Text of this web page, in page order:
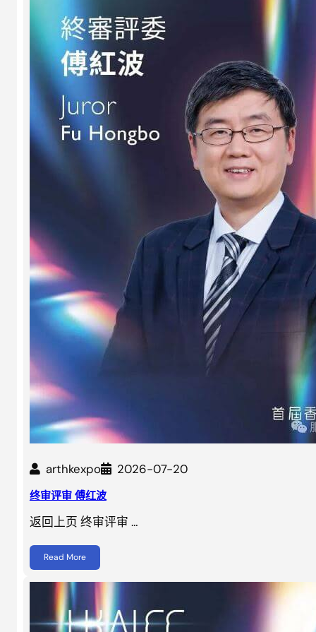
arthkexpo 2026-07-20
终审评审 傅红波
返回上页 终审评审 …
Read More